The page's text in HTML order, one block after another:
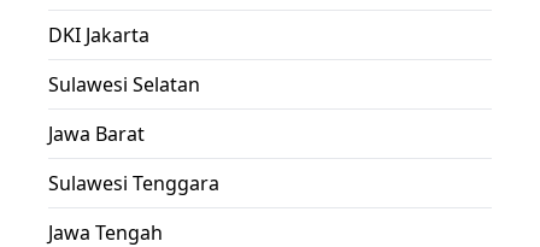
DKI Jakarta
Sulawesi Selatan
Jawa Barat
Sulawesi Tenggara
Jawa Tengah